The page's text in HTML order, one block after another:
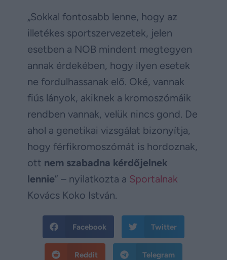
„Sokkal fontosabb lenne, hogy az
illetékes sportszervezetek, jelen
esetben a NOB mindent megtegyen
annak érdekében, hogy ilyen esetek
ne fordulhassanak elő. Oké, vannak
fiús lányok, akiknek a kromoszómáik
rendben vannak, velük nincs gond. De
ahol a genetikai vizsgálat bizonyítja,
hogy férfikromoszómát is hordoznak,
ott nem szabadna kérdőjelnek
lennie” – nyilatkozta a Sportalnak
Kovács Koko István.
Facebook Twitter
Reddit Telegram